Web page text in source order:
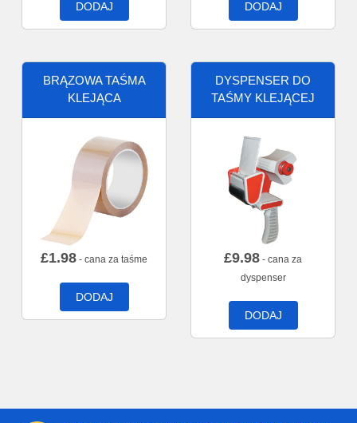
DODAJ DODAJ
BRĄZOWA TAŚMA
KLEJĄCA
£1.98 - cana za taśme
DODAJ
DYSPENSER DO
TAŚMY KLEJĄCEJ
£9.98 - cana za
dyspenser
DODAJ